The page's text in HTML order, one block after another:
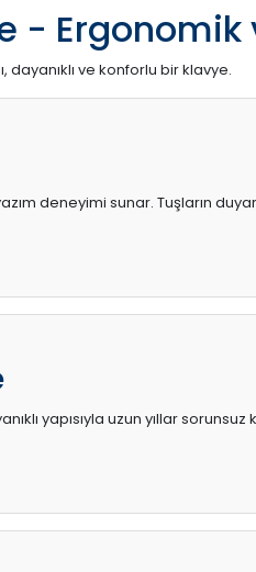
- Ergonomik
dayanıklı ve konforlu bir klavye.
deneyimi sunar. Tuşların
yapısıyla uzun yıllar sorunsuz